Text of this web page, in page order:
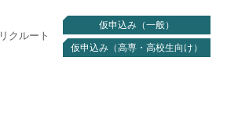
リクルート
仮申込み（一般）
仮申込み（高専・高校生向け）